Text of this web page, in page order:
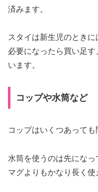
済みます。
スタイは新生児のときに
必要になったら買い足
います。
コップや水筒など
コップはいくつあっても
水筒を使うのは先になっ
マグよりもかなり長く使